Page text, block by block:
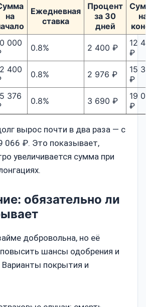
на
Ежедневная
ставка
Процент
за 30
дней
000
0.8% 2 400 ₽
12
₽
400
0.8% 2 976 ₽
15
₽
376
0.8% 3 690 ₽
19
₽
вырос почти в два раза — с
066 ₽. Это показывает,
увеличивается сумма при
обязательно ли
добровольна, но её
шансы одобрения и
Варианты покрытия и